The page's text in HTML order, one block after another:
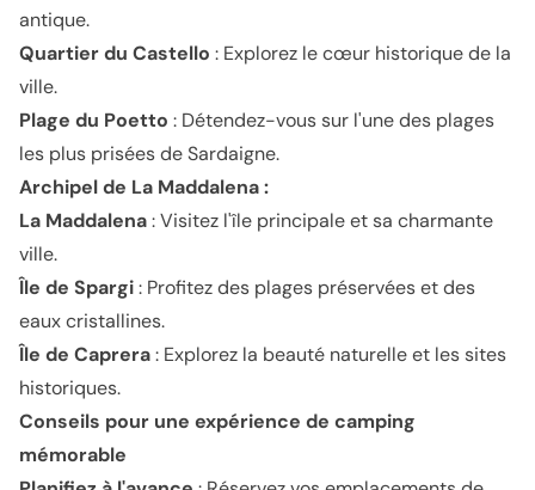
antique.
Quartier du Castello : Explorez le cœur historique de la
ville.
Plage du Poetto : Détendez-vous sur l'une des plages
les plus prisées de Sardaigne.
Archipel de La Maddalena :
La Maddalena: Visitez l'île principale et sa charmante
ville.
Île de Spargi: Profitez des plages préservées et des
eaux cristallines.
Île de Caprera: Explorez la beauté naturelle et les sites
historiques.
Conseils pour une expérience de camping
mémorable